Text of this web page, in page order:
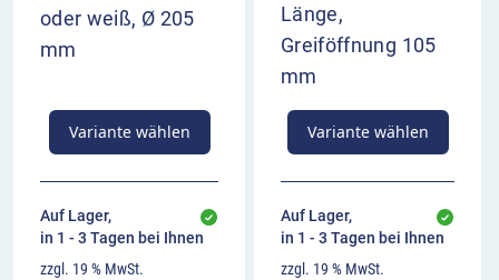
oder weiß, Ø 205
mm
Variante wählen
Auf Lager,
in 1 - 3 Tagen bei Ihnen
zzgl. 19 % MwSt.
Länge,
Greiföffnung 105
mm
Variante wählen
Auf Lager,
in 1 - 3 Tagen bei Ihnen
zzgl. 19 % MwSt.